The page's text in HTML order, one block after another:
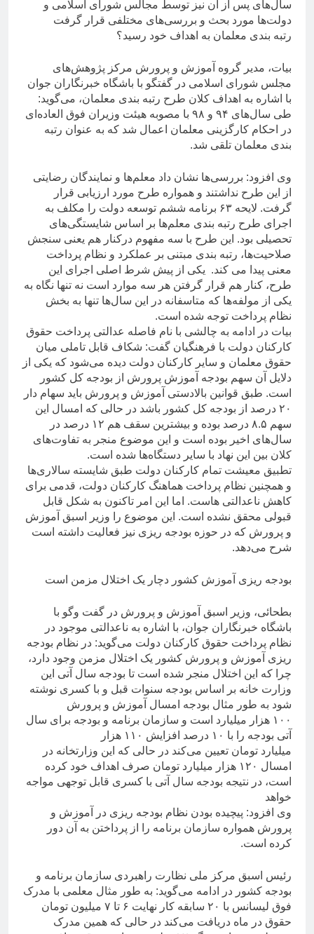
سال‌های پس از آن نیز توسط مجالس شورای اسلامی و
دولت‌ها مورد بحث و بررسی‌های مختلفی قرار گرفت
رتبه بندی معلمان به اهداف خود رسید؟
بیات، مدیر گروه آموزش و پرورش مرکز پژوهش‌های
مجلس شورای اسلامی در گفتگو با باشگاه خبرنگاران جوان
با اشاره به اهداف کلان طرح رتبه بندی معلمان، می‌گوید:
طی سال‌های ۹۴ و ۹۸ با مصوبه هیئت وزیران فوق العاده‌ای
در احکام کارگزینی معلمان اعمال شد که به عنوان رتبه
بندی معلمان تلقی شد.
وی افزود: بررسی‌ها نشان داد معلم‌ها و نمایندگان رضایتی
از این طرح نداشتند و همواره طرح مورد ارزیابی قرار
گرفت. لایحه ۶۳ برنامه ششم توسعه دولت را مکلف به
اجرای طرح رتبه بندی معلم‌ها بر اساس شایستگی‌های
تحصیلی بود. این طرح با سه مفهوم درکنار هم یعنی سنجش
صلاحیت‌ها، رتبه بندی مبتنی بر عملکرد و نظام پرداخت
معنی پیدا می کند. یکی از پیش شرط اصلی اجرای این
طرح، کنار هم قرار گرفتن هر سه موارد است نه تنها نگاه به
یکی از مولفه‌ها که متاسفانه در این سال‌ها تنها به بخش
نظام پرداخت توجه شده است.
بیات در ادامه به چالشی با نام فاصله عدالتی پرداخت حقوق
کارکنان دولت با فرهنگیان گفت: شکاف قابل تاملی میان
حقوق معلمان و سایر کارکنان دولت دیده می‌شود که یکی از
دلایل آن سهم بودجه آموزش پرورش از بودجه کل کشور
است. طبق قوانین بالادستی آموزش و پرورش باید سهام دار
۲۰ درصد از بودجه کل کشور باشد در حالی که امسال این
سهم ۸.۵ درصد بوده و بیشترین سقف هم ۱۲ درصد در
سال‌های اخیر بوده است و این موضوع منجر به تفاوت‌های
کلان بین این نهاد با سایر دستگاه‌ها شده است.
تطبیق معیشت تمام کارکنان دولت طبق شایسته سالاری‌ها
و همچنین نظام پرداخت هماهنگ کارکنان دولت، قدمی برای
کاهش ناعدالتی هاست. اما این امر تاکنون به شکل قابل
قبولی محقق نشده است. این موضوع را وزیر اسبق آموزش
و پرورش که در حوزه بودجه ریزی نیز فعالیت داشته است
شرح می‌دهد.
بودجه ریزی آموزش کشور دچار یک اختلال مزمن است
بطحائی، وزیر اسبق آموزش و پرورش در گفت وگو با
باشگاه خبرنگاران جوان، با اشاره به ناعدالتی موجود در
نظام پرداخت حقوق کارکنان دولت می‌گوید: در نظام بودجه
ریزی آموزش و پرورش کشور یک اختلال مزمن وجود دارد،
چرا که این اختلال منجر شده است تا بودجه سال آتی این
وزارت خانه بر اساس بودجه سنوات قبل و با کسری نوشته
شود به طور مثال بودجه امسال آموزش و پرورش
۱۰۰ هزار میلیارد است و سازمان برنامه و بودجه برای سال
آتی بودجه را با ۱۰ درصد افزایش ۱۱۰ هزار
میلیارد تومان تعیین می‌کند در حالی که این وزارتخانه در
امسال ۱۲۰ هزار میلیارد تومان صرف اهداف خود کرده
است، در نتیجه بودجه سال آتی با کسری قابل توجهی مواجه
خواهد
وی افزود: پیچیده بودن نظام بودجه ریزی در آموزش و
پرورش همواره سازمان برنامه را از پرداختن به آن دور
کرده است.
رئیس اسبق مرکز ملی نظارت راهبردی سازمان برنامه و
بودجه کشور در ادامه می‌گوید: به طور مثال معلمی با مدرک
فوق لیسانس با ۲۰ سابقه کار نهایت ۶ تا ۷ میلیون تومان
حقوق در ماه دریافت می‌کند در حالی که همین مدرک